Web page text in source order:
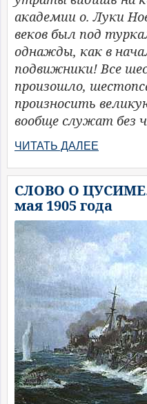
академии о. Луки
веков был под
однажды, как в
подвижники! Все
произошло,
произносить
вообще служат без
ЧИТАТЬ ДАЛЕЕ
СЛОВО О ЦУСИМЕ.
мая 1905 года